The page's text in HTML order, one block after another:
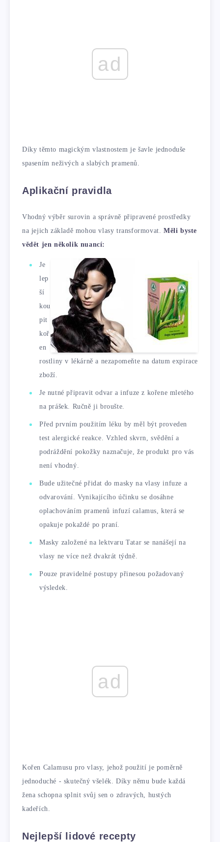
ad
Díky těmto magickým vlastnostem je šavle jednoduše
spasením neživých a slabých pramenů.
Aplikační pravidla
Vhodný výběr surovin a správně připravené prostředky
na jejich základě mohou vlasy transformovat.Měli byste
vědět jen několik nuancí:
Je
lep
ší
kou
pit
koř
en
rostliny v lékárně a nezapomeňte na datum expirace
zboží.
Je nutné připravit odvar a infuze z kořene mletého
na prášek. Ručně ji broušte.
Před prvním použitím léku by měl být proveden
test alergické reakce. Vzhled skvrn, svědění a
podráždění pokožky naznačuje, že produkt pro vás
není vhodný.
Bude užitečné přidat do masky na vlasy infuze a
odvarování. Vynikajícího účinku se dosáhne
oplachováním pramenů infuzí calamus, která se
opakuje pokaždé po praní.
Masky založené na lektvaru Tatar se nanášejí na
vlasy ne více než dvakrát týdně.
Pouze pravidelné postupy přinesou požadovaný
výsledek.
ad
Kořen Calamusu pro vlasy, jehož použití je poměrně
jednoduché - skutečný všelék. Díky němu bude každá
žena schopna splnit svůj sen o zdravých, hustých
kadeřích.
Nejlepší lidové recepty